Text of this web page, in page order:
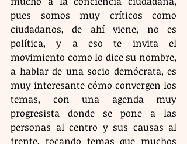
pues somos muy críticos como
ciudadanos, de ahí viene, no es
política, y a eso te invita el
movimiento como lo dice su nombre,
a hablar de una socio demócrata, es
muy interesante cómo convergen los
temas, con una agenda muy
progresista donde se pone a las
personas al centro y sus causas al
frente, tocando temas que muchos